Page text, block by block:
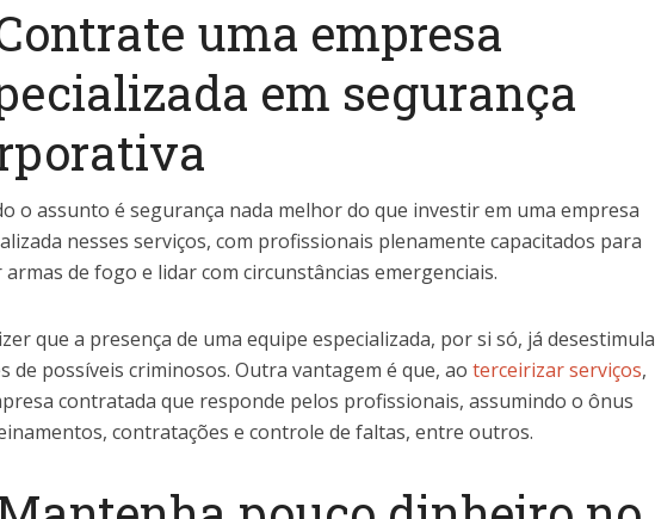
uma empresa
em segurança
o assunto é segurança nada melhor do que investir em uma empresa
nesses serviços, com profissionais plenamente capacitados para
de fogo e lidar com circunstâncias emergenciais.
que a presença de uma equipe especializada, por si só, já desestimula
de possíveis criminosos. Outra vantagem é que, ao terceirizar serviços,
contratada que responde pelos profissionais, assumindo o ônus
contratações e controle de faltas, entre outros.